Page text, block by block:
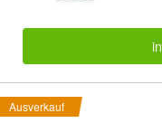
Ausverkauf